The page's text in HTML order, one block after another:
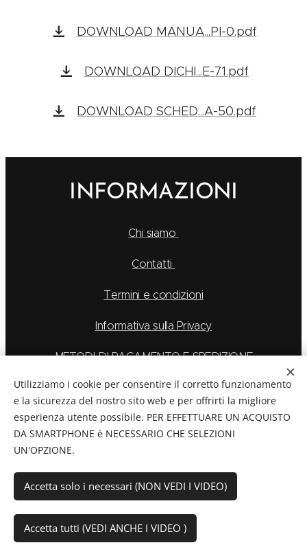
Aggiungi al carrello
DOWNLOAD MANUA...PI-0.pdf
DOWNLOAD DICHI...E-71.pdf
DOWNLOAD SCHED...A-50.pdf
INFORMAZIONI
Chi siamo
Contatti
Termini e condizioni
Informativa sulla Privacy
METODI DI PAGAMENTO E SPEDIZIONE
La Feu S.r.l. via Caduti Delle Alpi Apuane 6, Borgo San
Utilizziamo i cookie per consentire il corretto funzionamento
e la sicurezza del nostro sito web e per offrirti la migliore
esperienza utente possibile. PER EFFETTUARE UN ACQUISTO
DA SMARTPHONE è NECESSARIO CHE SELEZIONI
UN'OPZIONE.
Accetta solo i necessari (NON VEDI I VIDEO)
Accetta tutti (VEDI ANCHE I VIDEO )